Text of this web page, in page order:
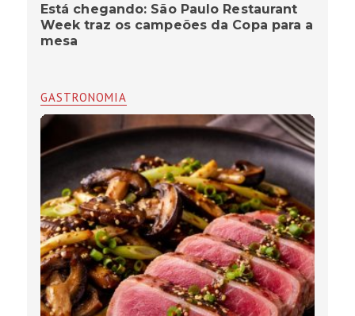
Está chegando: São Paulo Restaurant
Week traz os campeões da Copa para a
mesa
GASTRONOMIA